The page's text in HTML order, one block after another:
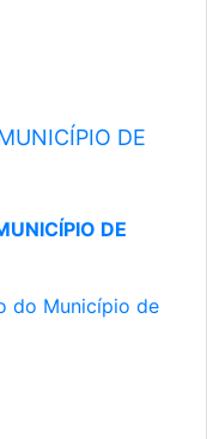
DE
DE
do Município de